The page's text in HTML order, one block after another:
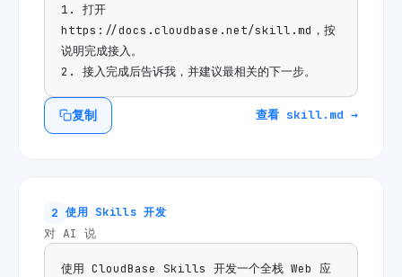
1. 打开
https://docs.cloudbase.net/skill.md，按
说明完成接入。
2. 接入完成后告诉我，并建议最相关的下一步。
复制 查看 skill.md →
2 使用 Skills 开发
对 AI 说
使用 CloudBase Skills 开发一个全栈 Web 应